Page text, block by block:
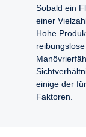
Sobald ein
einer
Hohe
einige der
Faktoren.